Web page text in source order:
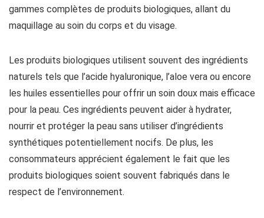
gammes complètes de produits biologiques, allant du
maquillage au soin du corps et du visage.
Les produits biologiques utilisent souvent des ingrédients
naturels tels que l’acide hyaluronique, l’aloe vera ou encore
les huiles essentielles pour offrir un soin doux mais efficace
pour la peau. Ces ingrédients peuvent aider à hydrater,
nourrir et protéger la peau sans utiliser d’ingrédients
synthétiques potentiellement nocifs. De plus, les
consommateurs apprécient également le fait que les
produits biologiques soient souvent fabriqués dans le
respect de l’environnement.